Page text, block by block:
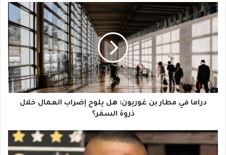
ب
د
ك
ا
إ
ل
دراما في مطار بن غوريون: هل يلوح إضراب العمال خلال
ذروة السفر؟